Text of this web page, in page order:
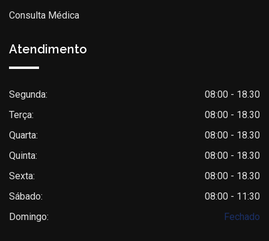
Consulta Médica
Atendimento
Segunda:
08:00 - 18.30
Terça:
08:00 - 18.30
Quarta:
08:00 - 18.30
Quinta:
08:00 - 18.30
Sexta:
08:00 - 18.30
Sábado:
08:00 - 11:30
Domingo:
Fechado